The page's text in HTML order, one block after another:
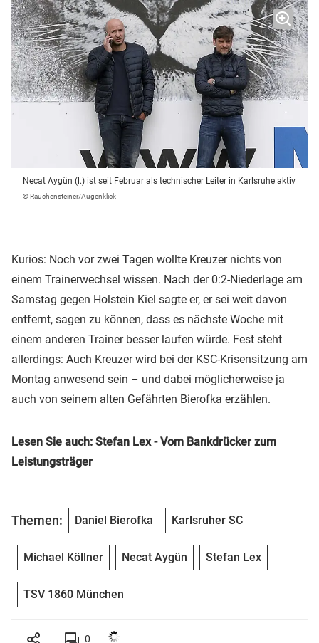
Necat Aygün (l.) ist seit Februar als technischer Leiter in Karlsruhe aktiv
© Rauchensteiner/Augenklick
Kurios: Noch vor zwei Tagen wollte Kreuzer nichts von
einem Trainerwechsel wissen. Nach der 0:2-Niederlage am
Samstag gegen Holstein Kiel sagte er, er sei weit davon
entfernt, sagen zu können, dass es nächste Woche mit
einem anderen Trainer besser laufen würde. Fest steht
allerdings: Auch Kreuzer wird bei der KSC-Krisensitzung am
Montag anwesend sein – und dabei möglicherweise ja
auch von seinem alten Gefährten Bierofka erzählen.
Lesen Sie auch: Stefan Lex - Vom Bankdrücker zum
Leistungsträger
Themen: Daniel Bierofka Karlsruher SC
Michael Köllner Necat Aygün Stefan Lex
TSV 1860 München
0